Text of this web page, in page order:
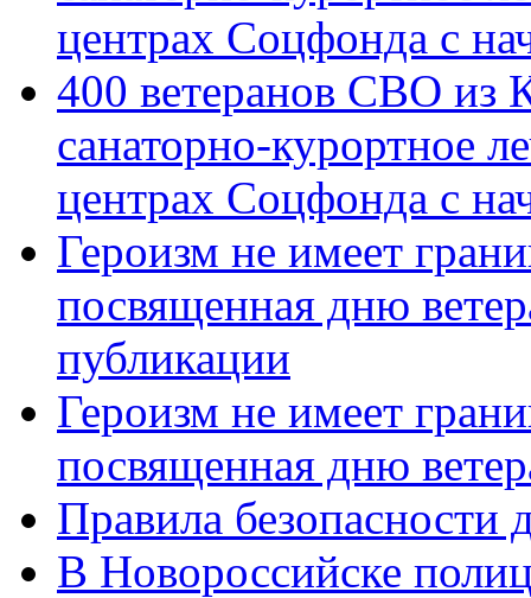
центрах Соцфонда с
400 ветеранов СВО из
санаторно-курортное
центрах Соцфонда с
Героизм не имеет
посвященная дню
публикации
Героизм не имеет
посвященная дню
Правила безопасности
В Новороссийске